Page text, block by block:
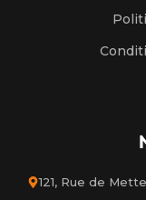
121, Rue de